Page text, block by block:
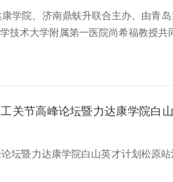
学院、济南鼎蚨升联合主办。由青
术大学附属第一医院尚希福教授共
关节高峰论坛暨力达康学院白
坛暨力达康学院白山英才计划松原